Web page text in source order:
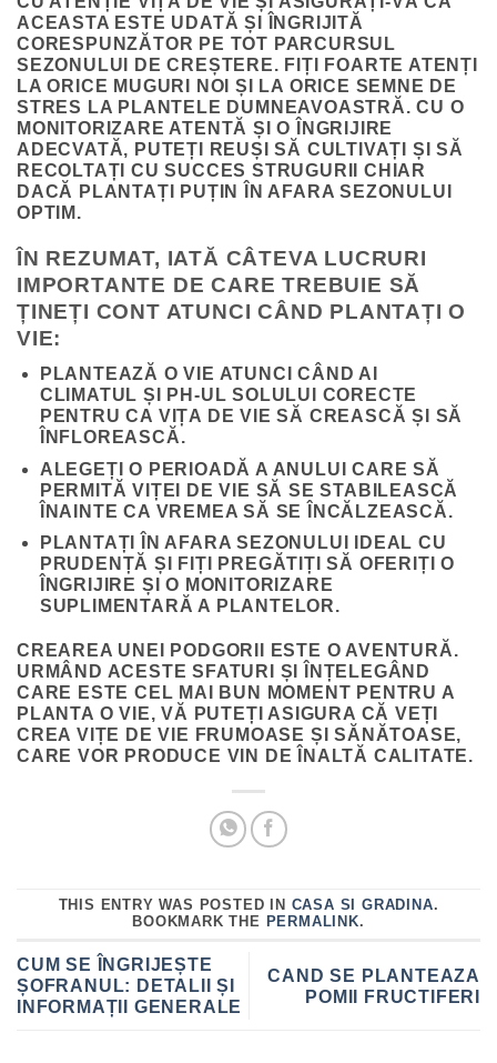
ACEASTA ESTE UDATĂ ȘI ÎNGRIJITĂ
CORESPUNZĂTOR PE TOT PARCURSUL
SEZONULUI DE CREȘTERE. FIȚI FOARTE ATENȚI
LA ORICE MUGURI NOI ȘI LA ORICE SEMNE DE
STRES LA PLANTELE DUMNEAVOASTRĂ. CU O
MONITORIZARE ATENTĂ ȘI O ÎNGRIJIRE
ADECVATĂ, PUTEȚI REUȘI SĂ CULTIVAȚI ȘI SĂ
RECOLTAȚI CU SUCCES STRUGURII CHIAR
DACĂ PLANTAȚI PUȚIN ÎN AFARA SEZONULUI
OPTIM.
ÎN REZUMAT, IATĂ CÂTEVA LUCRURI
IMPORTANTE DE CARE TREBUIE SĂ
ȚINEȚI CONT ATUNCI CÂND PLANTAȚI O
VIE:
PLANTEAZĂ O VIE ATUNCI CÂND AI
CLIMATUL ȘI PH-UL SOLULUI CORECTE
PENTRU CA VIȚA DE VIE SĂ CREASCĂ ȘI SĂ
ÎNFLOREASCĂ.
ALEGEȚI O PERIOADĂ A ANULUI CARE SĂ
PERMITĂ VIȚEI DE VIE SĂ SE STABILEASCĂ
ÎNAINTE CA VREMEA SĂ SE ÎNCĂLZEASCĂ.
PLANTAȚI ÎN AFARA SEZONULUI IDEAL CU
PRUDENȚĂ ȘI FIȚI PREGĂTIȚI SĂ OFERIȚI O
ÎNGRIJIRE ȘI O MONITORIZARE
SUPLIMENTARĂ A PLANTELOR.
CREAREA UNEI PODGORII ESTE O AVENTURĂ.
URMÂND ACESTE SFATURI ȘI ÎNȚELEGÂND
CARE ESTE CEL MAI BUN MOMENT PENTRU A
PLANTA O VIE, VĂ PUTEȚI ASIGURA CĂ VEȚI
CREA VIȚE DE VIE FRUMOASE ȘI SĂNĂTOASE,
CARE VOR PRODUCE VIN DE ÎNALTĂ CALITATE.
THIS ENTRY WAS POSTED IN CASA SI GRADINA.
BOOKMARK THE PERMALINK.
CUM SE ÎNGRIJEȘTE
ȘOFRANUL: DETALII ȘI
INFORMAȚII GENERALE
CAND SE PLANTEAZA
POMII FRUCTIFERI